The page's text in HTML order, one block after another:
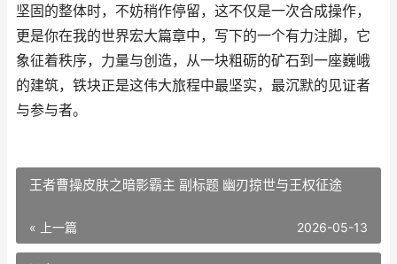
坚固的整体时，不妨稍作停留，这不仅是一次合成操作，
更是你在我的世界宏大篇章中，写下的一个有力注脚，它
象征着秩序，力量与创造，从一块粗砺的矿石到一座巍峨
的建筑，铁块正是这伟大旅程中最坚实，最沉默的见证者
与参与者。
王者曹操皮肤之暗影霸主 副标题 幽刃掠世与王权征途
« 上一篇 2026-05-13